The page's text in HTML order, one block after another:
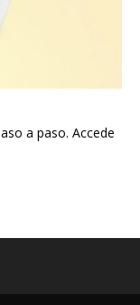
a paso. Accede